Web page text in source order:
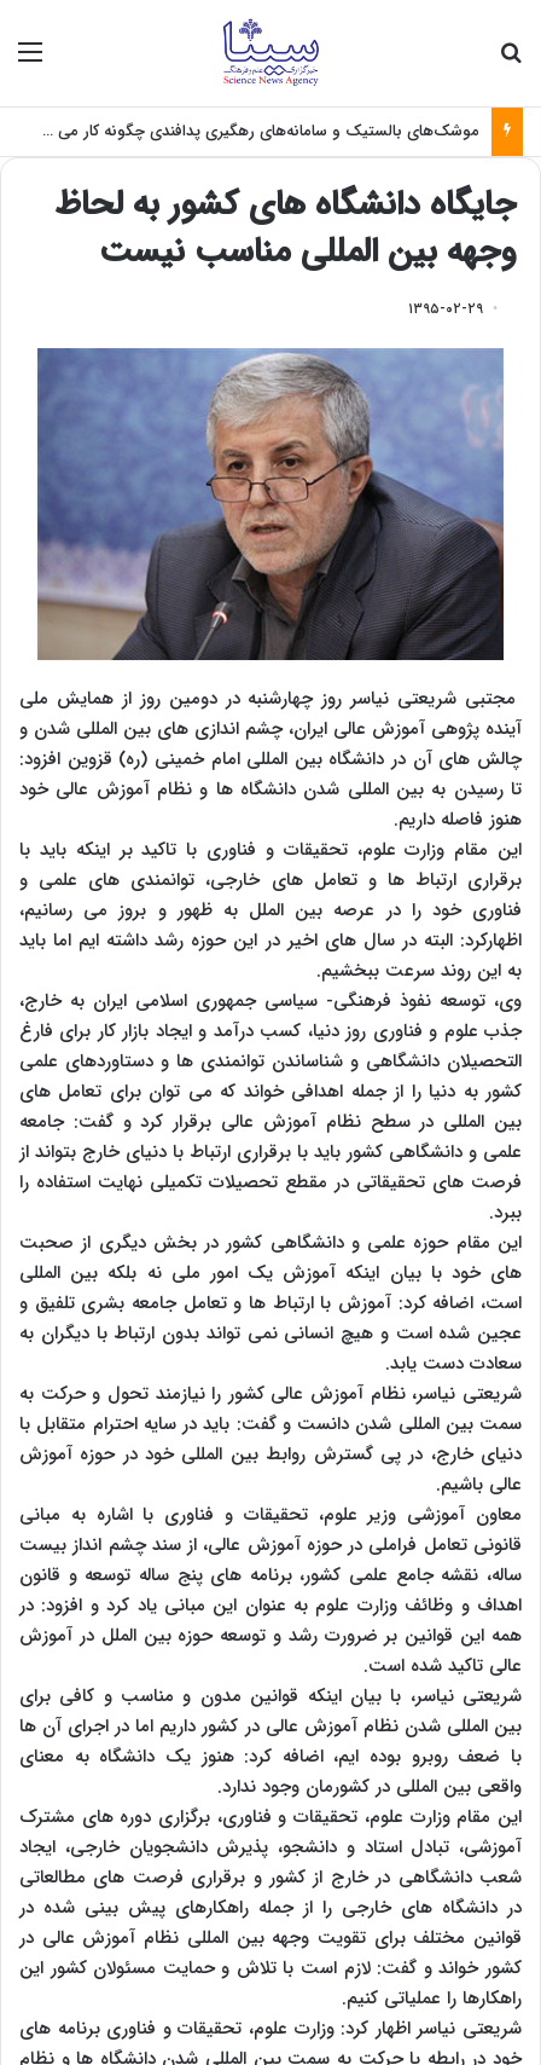
موشک‌های بالستیک و سامانه‌های رهگیری پدافندی چگونه کار می کنند؟
جایگاه دانشگاه های کشور به لحاظ
وجهه بین المللی مناسب نیست
۱۳۹۵-۰۲-۲۹
مجتبی شریعتی نیاسر روز چهارشنبه در دومین روز از همایش ملی
آینده پژوهی آموزش عالی ایران، چشم اندازی های بین المللی شدن و
چالش های آن در دانشگاه بین المللی امام خمینی (ره) قزوین افزود:
تا رسیدن به بین المللی شدن دانشگاه ها و نظام آموزش عالی خود
هنوز فاصله داریم.
این مقام وزارت علوم، تحقیقات و فناوری با تاکید بر اینکه باید با
برقراری ارتباط ها و تعامل های خارجی، توانمندی های علمی و
فناوری خود را در عرصه بین الملل به ظهور و بروز می رسانیم،
اظهارکرد: البته در سال های اخیر در این حوزه رشد داشته ایم اما باید
به این روند سرعت ببخشیم.
وی، توسعه نفوذ فرهنگی- سیاسی جمهوری اسلامی ایران به خارج،
جذب علوم و فناوری روز دنیا، کسب درآمد و ایجاد بازار کار برای فارغ
التحصیلان دانشگاهی و شناساندن توانمندی ها و دستاوردهای علمی
کشور به دنیا را از جمله اهدافی خواند که می توان برای تعامل های
بین المللی در سطح نظام آموزش عالی برقرار کرد و گفت: جامعه
علمی و دانشگاهی کشور باید با برقراری ارتباط با دنیای خارج بتواند از
فرصت های تحقیقاتی در مقطع تحصیلات تکمیلی نهایت استفاده را
ببرد.
این مقام حوزه علمی و دانشگاهی کشور در بخش دیگری از صحبت
های خود با بیان اینکه آموزش یک امور ملی نه بلکه بین المللی
است، اضافه کرد: آموزش با ارتباط ها و تعامل جامعه بشری تلفیق و
عجین شده است و هیچ انسانی نمی تواند بدون ارتباط با دیگران به
سعادت دست یابد.
شریعتی نیاسر، نظام آموزش عالی کشور را نیازمند تحول و حرکت به
سمت بین المللی شدن دانست و گفت: باید در سایه احترام متقابل با
دنیای خارج، در پی گسترش روابط بین المللی خود در حوزه آموزش
عالی باشیم.
معاون آموزشی وزیر علوم، تحقیقات و فناوری با اشاره به مبانی
قانونی تعامل فراملی در حوزه آموزش عالی، از سند چشم انداز بیست
ساله، نقشه جامع علمی کشور، برنامه های پنج ساله توسعه و قانون
اهداف و وظائف وزارت علوم به عنوان این مبانی یاد کرد و افزود: در
همه این قوانین بر ضرورت رشد و توسعه حوزه بین الملل در آموزش
عالی تاکید شده است.
شریعتی نیاسر، با بیان اینکه قوانین مدون و مناسب و کافی برای
بین المللی شدن نظام آموزش عالی در کشور داریم اما در اجرای آن ها
با ضعف روبرو بوده ایم، اضافه کرد: هنوز یک دانشگاه به معنای
واقعی بین المللی در کشورمان وجود ندارد.
این مقام وزارت علوم، تحقیقات و فناوری، برگزاری دوره های مشترک
آموزشی، تبادل استاد و دانشجو، پذیرش دانشجویان خارجی، ایجاد
شعب دانشگاهی در خارج از کشور و برقراری فرصت های مطالعاتی
در دانشگاه های خارجی را از جمله راهکارهای پیش بینی شده در
قوانین مختلف برای تقویت وجهه بین المللی نظام آموزش عالی در
کشور خواند و گفت: لازم است با تلاش و حمایت مسئولان کشور این
راهکارها را عملیاتی کنیم.
شریعتی نیاسر اظهار کرد: وزارت علوم، تحقیقات و فناوری برنامه های
خود در رابطه با حرکت به سمت بین المللی شدن دانشگاه ها و نظام